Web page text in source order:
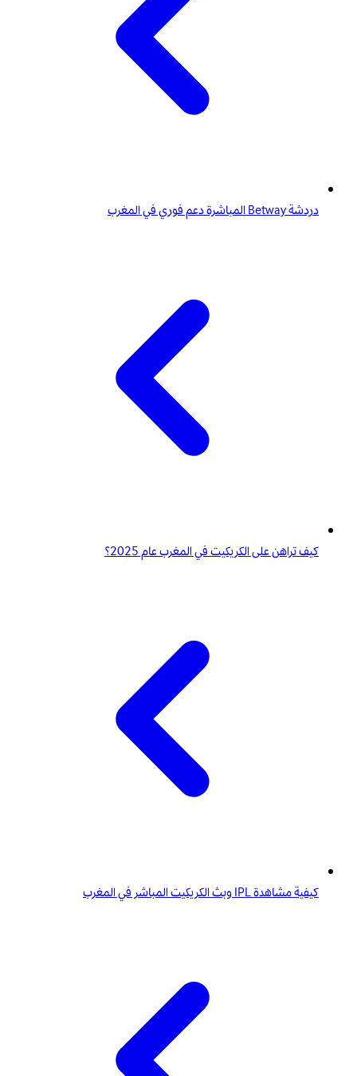
دردشة Betway المباشرة دعم فوري في المغرب
كيف تراهن على الكريكيت في المغرب عام 2025؟
كيفية مشاهدة IPL وبث الكريكيت المباشر في المغرب